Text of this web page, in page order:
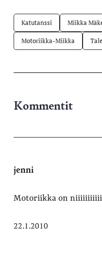
Katutanssi Miikka
Motoriikka-Miikka
Kommentit
jenni
Motoriikka on
22.1.2010